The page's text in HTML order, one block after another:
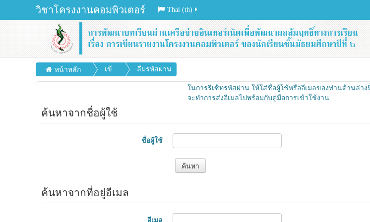
วิชาโครงงานคอมพิวเตอร์ Thai (th)
หน้าหลัก
เข้
าสู่
บ
บ
ลืมรหัสผ่าน
ในการรีเซ็ทรหัสผ่าน ให้ใส่ชื่อผู้ใช้หรืออีเมลของท่านด้านล่า
จะทำการส่งอีเมลไปพร้อมกับคู่มือการเข้าใช้งาน
ค้นหาจากชื่อผู้ใช้
ชื่อผู้ใช้
ค้นหาจากที่อยู่อีเมล
อีเมล